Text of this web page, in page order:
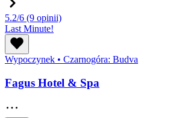
5.2/6 (9 opinii)
Last Minute!
Wypoczynek • Czarnogóra: Budva
Fagus Hotel & Spa